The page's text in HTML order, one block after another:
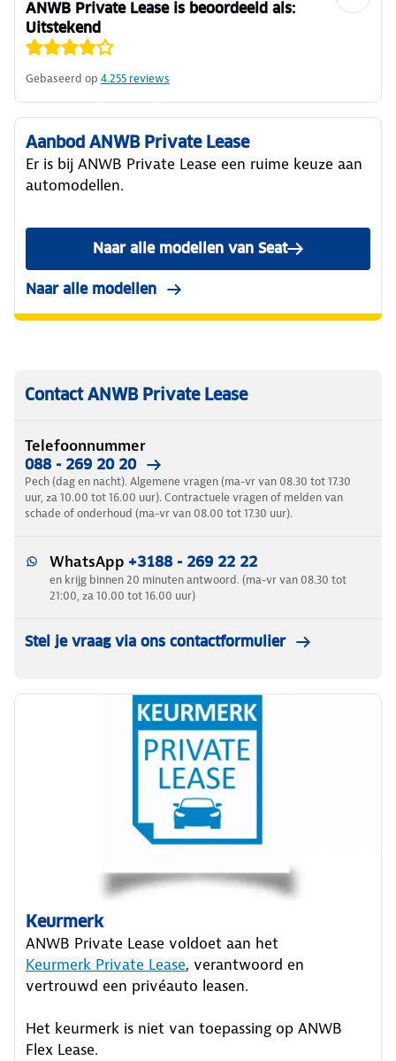
ANWB Private Lease is beoordeeld als:
Uitstekend
Gebaseerd op 4.255 reviews
Aanbod ANWB Private Lease
Er is bij ANWB Private Lease een ruime keuze aan
automodellen.
Naar alle modellen van Seat
Naar alle modellen
Contact ANWB Private Lease
Telefoonnummer
088 - 269 20 20
Pech (dag en nacht). Algemene vragen (ma-vr van 08.30 tot 17.30
uur, za 10.00 tot 16.00 uur). Contractuele vragen of melden van
schade of onderhoud (ma-vr van 08.00 tot 17.30 uur).
WhatsApp +3188 - 269 22 22
en krijg binnen 20 minuten antwoord. (ma-vr van 08.30 tot
21:00, za 10.00 tot 16.00 uur)
Stel je vraag via ons contactformulier
Keurmerk
ANWB Private Lease voldoet aan het
Keurmerk Private Lease, verantwoord en
vertrouwd een privéauto leasen.
Het keurmerk is niet van toepassing op ANWB
Flex Lease.